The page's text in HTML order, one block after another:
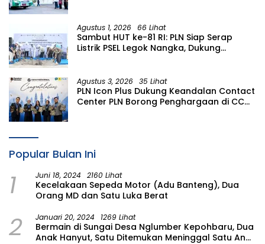
Agustus 1, 2026 66 Lihat
Sambut HUT ke-81 RI: PLN Siap Serap
Listrik PSEL Legok Nangka, Dukung
Agustus 3, 2026 35 Lihat
PLN Icon Plus Dukung Keandalan Contact
Center PLN Borong Penghargaan di CCW
Popular Bulan Ini
1 Juni 18, 2024 2160 Lihat
Kecelakaan Sepeda Motor (Adu Banteng), Dua
Orang MD dan Satu Luka Berat
2 Januari 20, 2024 1269 Lihat
Bermain di Sungai Desa Nglumber Kepohbaru, Dua
Anak Hanyut, Satu Ditemukan Meninggal Satu Anak